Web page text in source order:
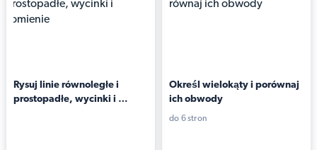
Rysuj linie równoległe i
prostopadłe, wycinki i
Określ wielokąty i porównaj
ich obwody
do 6 stron